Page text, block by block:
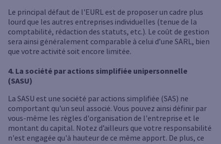
Le principal défaut de l'EURL est de proposer un cadre plus
lourd que les autres entreprises individuelles (tenue de la
comptabilité, rédaction des statuts, etc.). Le coût de gestion
sera ainsi généralement comparable à celui d’une SARL, bien
que votre activité soit encore limitée.
4. La société par actions simplifiée unipersonnelle
(SASU)
La SASU est une société par actions simplifiée (SAS) ne
comportant qu'un seul associé. Vous pouvez ainsi définir par
vous-même les règles d'organisation de l'entreprise et le
montant du capital. Notez d’ailleurs que votre responsabilité
n'est engagée qu'à hauteur de ce même apport. De plus, ce